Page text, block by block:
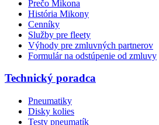
Prečo Mikona
História Mikony
Cenníky
Služby pre fleety
Výhody pre zmluvných partnerov
Formulár na odstúpenie od zmluvy
Technický poradca
Pneumatiky
Disky kolies
Testy pneumatík